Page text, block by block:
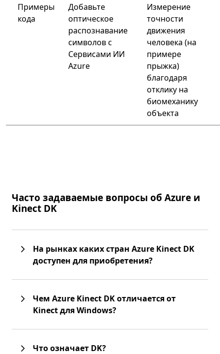
Примеры
кода
Добавьте
оптическое
распознавание
символов с
Сервисами ИИ
Azure
Измерение
точности
движения
человека (на
примере
прыжка)
благодаря
отклику на
биомеханику
объекта
Часто задаваемые вопросы об Azure и
Kinect DK
На рынках каких стран Azure Kinect DK
доступен для приобретения?
Чем Azure Kinect DK отличается от
Kinect для Windows?
Что означает DK?